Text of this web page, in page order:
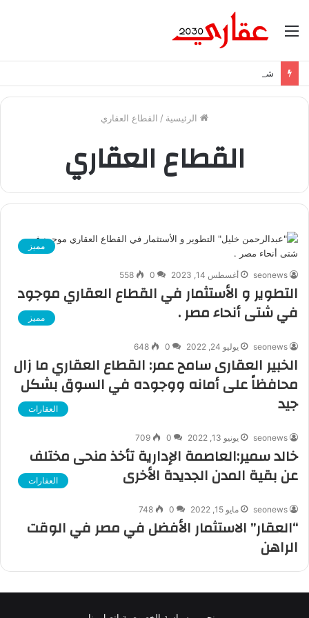
القائمة
شراكة إيجي تاورز مع بلدينا.. قيمة مضافة تعزز نجاح المشروعات
الرئيسية / القطاع العقاري
القطاع العقاري
مميز
seonews أغسطس 14, 2023 0
558
التطوير و الأستثمار في القطاع العقاري موجود
في شتى أنحاء مصر . مميز
seonews يوليو 24, 2022 0
648
الخبير العقارى سامح عمر: القطاع العقاري ما زال
محافظاً على أمانه ووجوده في السوق بشكل
جيد العقارات
seonews يونيو 13, 2022 0
709
خالد سمير:العاصمة الإدارية تأخذ منحى مختلف
عن بقية المدن الجديدة الأخرى العقارات
seonews مايو 15, 2022 0
748
“العقار” الاستثمار الأفضل في مصر في الوقت
الراهن